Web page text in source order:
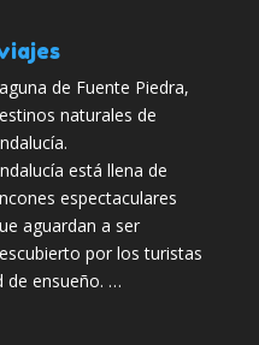
de Fuente Piedra,
naturales de
está llena de
espectaculares
aguardan a ser
por los turistas
de ensueño. …